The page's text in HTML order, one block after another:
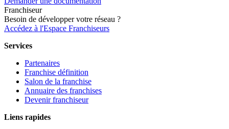
Franchiseur
Besoin de développer votre réseau ?
Accédez à l'Espace Franchiseurs
Services
Partenaires
Franchise définition
Salon de la franchise
Annuaire des franchises
Devenir franchiseur
Liens rapides